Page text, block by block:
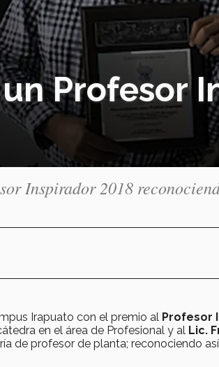
Profesor
Inspirador 2018
Irapuato con el premio al Profesor
en el área de Profesional y al Lic.
de profesor de planta; reconociendo